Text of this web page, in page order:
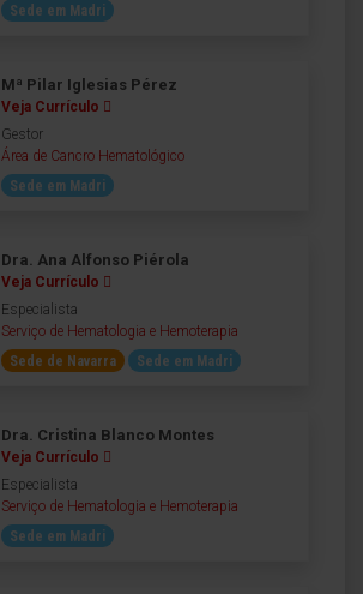
Sede em Madri
Mª Pilar Iglesias Pérez
Veja Currículo
Gestor
Área de Cancro Hematológico
Sede em Madri
Dra. Ana Alfonso Piérola
Veja Currículo
Especialista
Serviço de Hematologia e Hemoterapia
Sede de Navarra
Sede em Madri
Dra. Cristina Blanco Montes
Veja Currículo
Especialista
Serviço de Hematologia e Hemoterapia
Sede em Madri